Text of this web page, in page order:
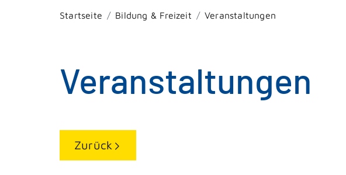
Startseite Bildung & Freizeit Veranstaltungen
Veranstaltungen
Zurück